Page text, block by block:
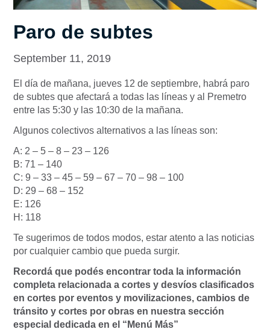
Paro de subtes
September 11, 2019
El día de mañana, jueves 12 de septiembre, habrá paro
de subtes que afectará a todas las líneas y al Premetro
entre las 5:30 y las 10:30 de la mañana.
Algunos colectivos alternativos a las líneas son:
A: 2 – 5 – 8 – 23 – 126
B: 71 – 140
C: 9 – 33 – 45 – 59 – 67 – 70 – 98 – 100
D: 29 – 68 – 152
E: 126
H: 118
Te sugerimos de todos modos, estar atento a las noticias
por cualquier cambio que pueda surgir.
Recordá que podés encontrar toda la información
completa relacionada a cortes y desvíos clasificados
en cortes por eventos y movilizaciones, cambios de
tránsito y cortes por obras en nuestra sección
especial dedicada en el “Menú Más”